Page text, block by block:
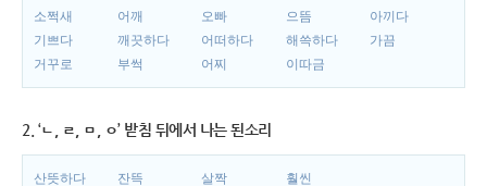
소쩍새 어깨 오빠 으뜸
아끼다
기쁘다
깨끗하다 어떠하다 해쓱하다
가끔
거꾸로
부썩 어찌 이따금
2. ‘ㄴ, ㄹ, ㅁ, ㅇ’ 받침 뒤에서 나는 된소리
산뜻하다 잔뜩 살짝
훨씬